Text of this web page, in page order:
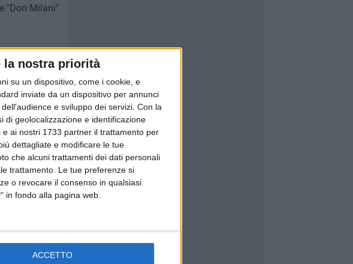
la nostra priorità
su un dispositivo, come i cookie, e
inviate da un dispositivo per annunci
e sviluppo dei servizi. Con la
di geolocalizzazione e identificazione
ai nostri 1733 partner il trattamento per
dettagliate e modificare le tue
che alcuni trattamenti dei dati personali
trattamento. Le tue preferenze si
o revocare il consenso in qualsiasi
in fondo alla pagina web.
ACCETTO
"Don Milani"
al
Senato
della
del
7 agosto